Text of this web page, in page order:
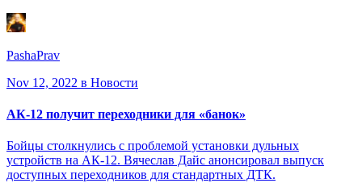
PashaPrav
Nov 12, 2022 в Новости
АК-12 получит переходники для «банок»
Бойцы столкнулись с проблемой установки дульных
устройств на АК-12. Вячеслав Дайс анонсировал выпуск
доступных переходников для стандартных ДТК.